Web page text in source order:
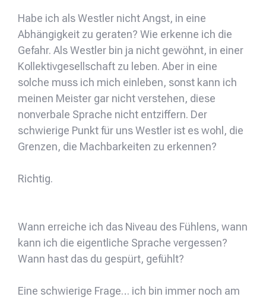
Habe ich als Westler nicht Angst, in eine
Abhängigkeit zu geraten? Wie erkenne ich die
Gefahr. Als Westler bin ja nicht gewöhnt, in einer
Kollektivgesellschaft zu leben. Aber in eine
solche muss ich mich einleben, sonst kann ich
meinen Meister gar nicht verstehen, diese
nonverbale Sprache nicht entziffern. Der
schwierige Punkt für uns Westler ist es wohl, die
Grenzen, die Machbarkeiten zu erkennen?
Richtig.
Wann erreiche ich das Niveau des Fühlens, wann
kann ich die eigentliche Sprache vergessen?
Wann hast das du gespürt, gefühlt?
Eine schwierige Frage… ich bin immer noch am